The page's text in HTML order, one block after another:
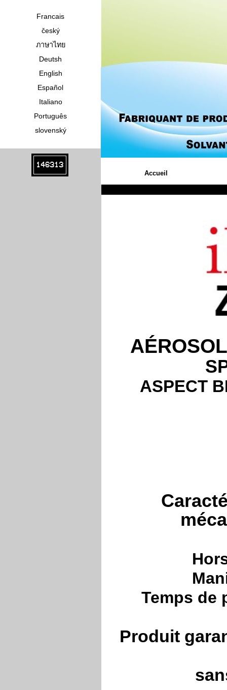
Francais
český
ภาษาไทย
Deutsh
English
Español
Italiano
Português
slovenský
146313
Accueil
ASPECT
Temps de
Produit